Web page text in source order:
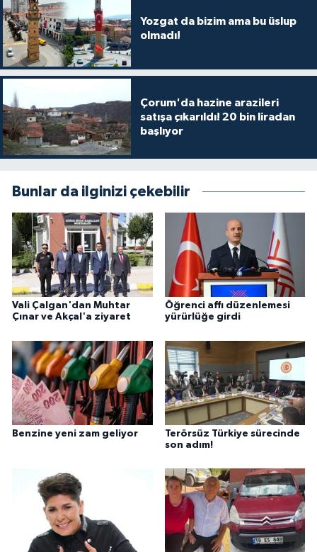
Yozgat da bizim ama bu üslup
olmadı!
Çorum'da hazine arazileri
satışa çıkarıldı! 20 bin liradan
başlıyor
Bunlar da ilginizi çekebilir
Vali Çalgan'dan Muhtar
Çınar ve Akçal'a ziyaret
Öğrenci affı düzenlemesi
yürürlüğe girdi
Benzine yeni zam geliyor
Terörsüz Türkiye sürecinde
son adım!